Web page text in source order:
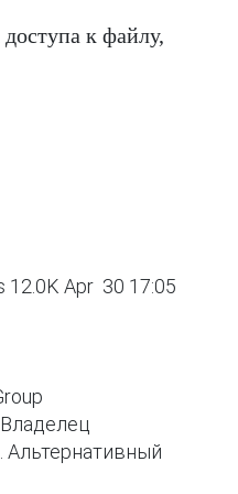
к файлу,
12.0K Apr  30 17:05
Владелец
Альтернативный